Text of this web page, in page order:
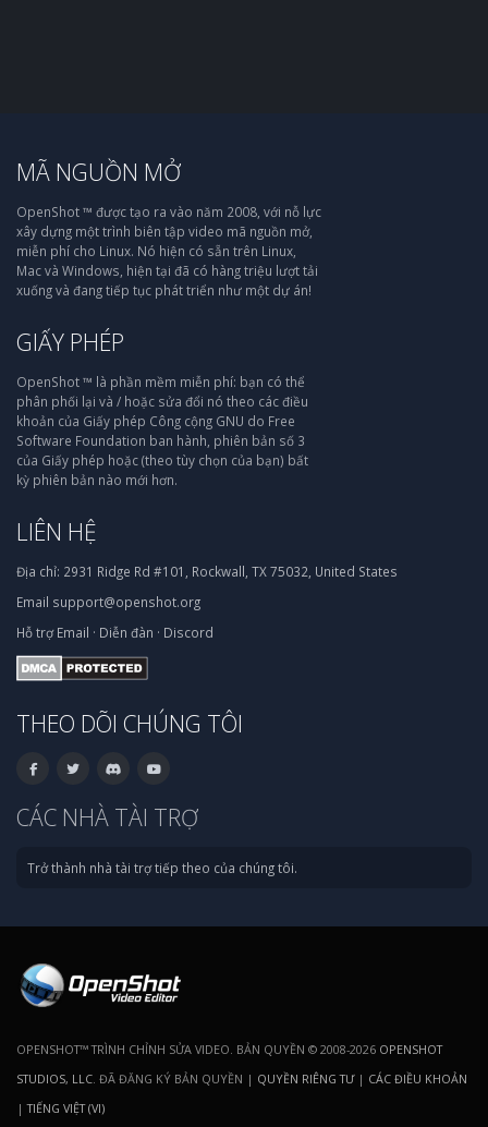
MÃ NGUỒN MỞ
OpenShot ™ được tạo ra vào năm 2008, với nỗ lực
xây dựng một trình biên tập video mã nguồn mở,
miễn phí cho Linux. Nó hiện có sẵn trên Linux,
Mac và Windows, hiện tại đã có hàng triệu lượt tải
xuống và đang tiếp tục phát triển như một dự án!
GIẤY PHÉP
OpenShot ™ là phần mềm miễn phí: bạn có thể
phân phối lại và / hoặc sửa đổi nó theo các điều
khoản của Giấy phép Công cộng GNU do Free
Software Foundation ban hành, phiên bản số 3
của Giấy phép hoặc (theo tùy chọn của bạn) bất
kỳ phiên bản nào mới hơn.
LIÊN HỆ
Địa chỉ: 2931 Ridge Rd #101, Rockwall, TX 75032, United States
Email support@openshot.org
Hỗ trợ Email · Diễn đàn · Discord
THEO DÕI CHÚNG TÔI
CÁC NHÀ TÀI TRỢ
Trở thành nhà tài trợ tiếp theo của chúng tôi.
OPENSHOT™ TRÌNH CHỈNH SỬA VIDEO. BẢN QUYỀN © 2008-2026 OPENSHOT
STUDIOS, LLC . ĐÃ ĐĂNG KÝ BẢN QUYỀN | QUYỀN RIÊNG TƯ| CÁC ĐIỀU KHOẢN
|TIẾNG VIỆT (VI)